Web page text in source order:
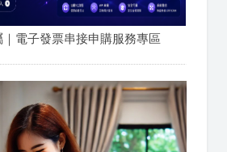
電子發票串接申購服務專區